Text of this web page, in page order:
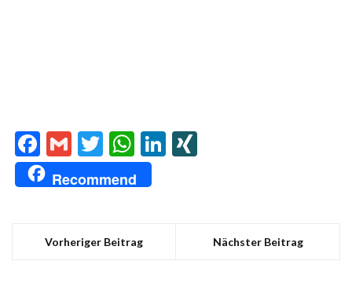
Facebook
GmailTwitter
WhatsApp
LinkedIn
Recommend
Vorheriger Beitrag Nächster Beitrag